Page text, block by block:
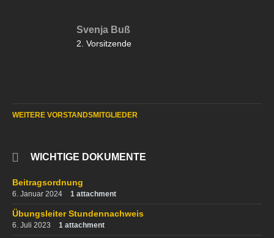
Svenja Buß
2. Vorsitzende
WEITERE VORSTANDSMITGLIEDER
WICHTIGE DOKUMENTE
Beitragsordnung
6. Januar 2024 1 attachment
Übungsleiter Stundennachweis
6. Juli 2023 1 attachment